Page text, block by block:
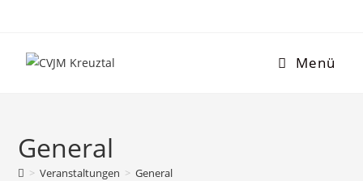
Menü
General
> Veranstaltungen > General